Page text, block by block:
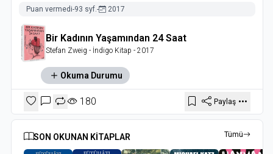
Puan vermedi-93 syf.- 2017
Bir Kadının Yaşamından 24 Saat
Stefan Zweig - İndigo Kitap - 2017
Okuma Durumu
180 Paylaş
SON OKUNAN KİTAPLAR Tümü